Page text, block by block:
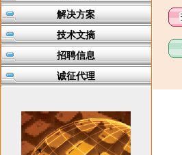
解决方案
技术文摘
招聘信息
诚征代理